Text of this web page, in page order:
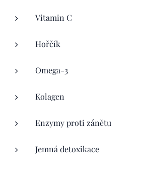
Vitamin C
Hořčík
Omega-3
Kolagen
Enzymy proti zánětu
Jemná detoxikace